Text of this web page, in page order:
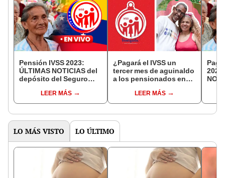
Pensión IVSS 2023:
ÚLTIMAS NOTICIAS del
depósito del Seguro
noviembreLEER MÁS
¿Pagará el IVSS un
tercer mes de aguinaldo
a los pensionados en
LEER MÁS
LO MÁS VISTO LO ÚLTIMO